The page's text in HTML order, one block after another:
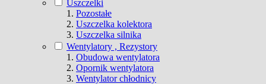
Uszczelki
Pozostałe
Uszczelka kolektora
Uszczelka silnika
Wentylatory , Rezystory
Obudowa wentylatora
Opornik wentylatora
Wentylator chłodnicy